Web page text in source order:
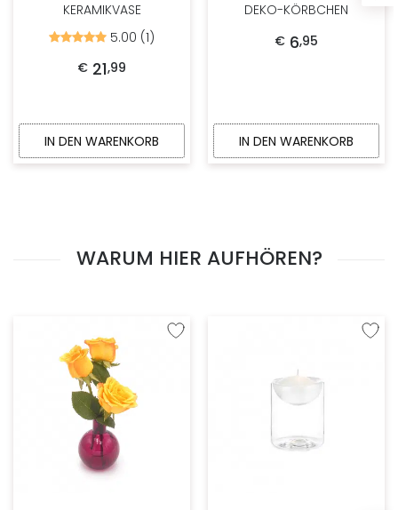
KERAMIKVASE
Bewertet
5.00
von
5.00 (1)
€ 21,99
IN DEN WARENKORB
DEKO-KÖRBCHEN
€ 6,95
IN DEN WARENKORB
WARUM HIER AUFHÖREN?
Zur Wunschliste hinzufügen Zur